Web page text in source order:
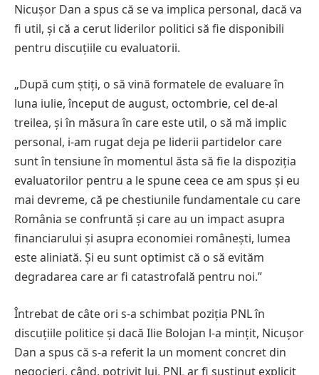
Nicușor Dan a spus că se va implica personal, dacă va
fi util, și că a cerut liderilor politici să fie disponibili
pentru discuțiile cu evaluatorii.
„După cum știți, o să vină formatele de evaluare în
luna iulie, început de august, octombrie, cel de-al
treilea, și în măsura în care este util, o să mă implic
personal, i-am rugat deja pe liderii partidelor care
sunt în tensiune în momentul ăsta să fie la dispoziția
evaluatorilor pentru a le spune ceea ce am spus și eu
mai devreme, că pe chestiunile fundamentale cu care
România se confruntă și care au un impact asupra
financiarului și asupra economiei românești, lumea
este aliniată. Și eu sunt optimist că o să evităm
degradarea care ar fi catastrofală pentru noi.”
Întrebat de câte ori s-a schimbat poziția PNL în
discuțiile politice și dacă Ilie Bolojan l-a mințit, Nicușor
Dan a spus că s-a referit la un moment concret din
negocieri, când, potrivit lui, PNL ar fi susținut explicit